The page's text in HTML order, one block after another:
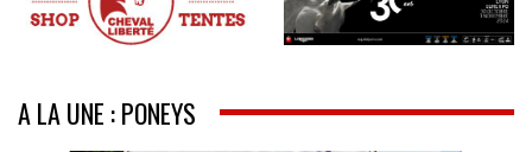
A LA UNE : PONEYS